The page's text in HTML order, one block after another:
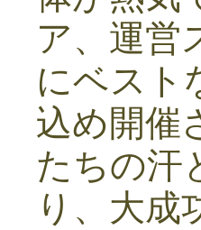
ア、運営
にベスト
込め開催
たちの汗
り、大成